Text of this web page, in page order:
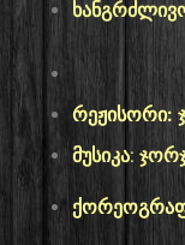
რეჟისორი:
მუსიკა: